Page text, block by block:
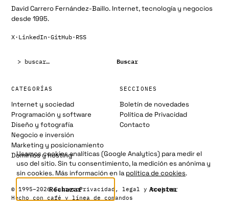
David Carrero Fernández-Baillo. Internet, tecnología y negocios
desde 1995.
X· LinkedIn·GitHub· RSS
Buscar
CATEGORÍAS
Internet y sociedad
Programación y software
Diseño y fotografía
Negocio e inversión
Marketing y posicionamiento
Dominios y hosting
SECCIONES
Boletín de novedades
Política de Privacidad
Contacto
© 1995–2026 CarreroPrivacidad, legal y cookies
Hecho con café y línea de comandos
Usamos cookies analíticas (Google Analytics) para medir el
uso del sitio. Sin tu consentimiento, la medición es anónima y
sin cookies. Más información en lapolítica de cookies.
Rechazar Aceptar